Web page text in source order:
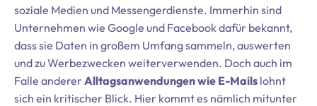
soziale Medien und Messengerdienste. Immerhin sind
Unternehmen wie Google und Facebook dafür bekannt,
dass sie Daten in großem Umfang sammeln, auswerten
und zu Werbezwecken weiterverwenden. Doch auch im
Falle andererAlltagsanwendungen wie E-Mails lohnt
sich ein kritischer Blick. Hier kommt es nämlich mitunter